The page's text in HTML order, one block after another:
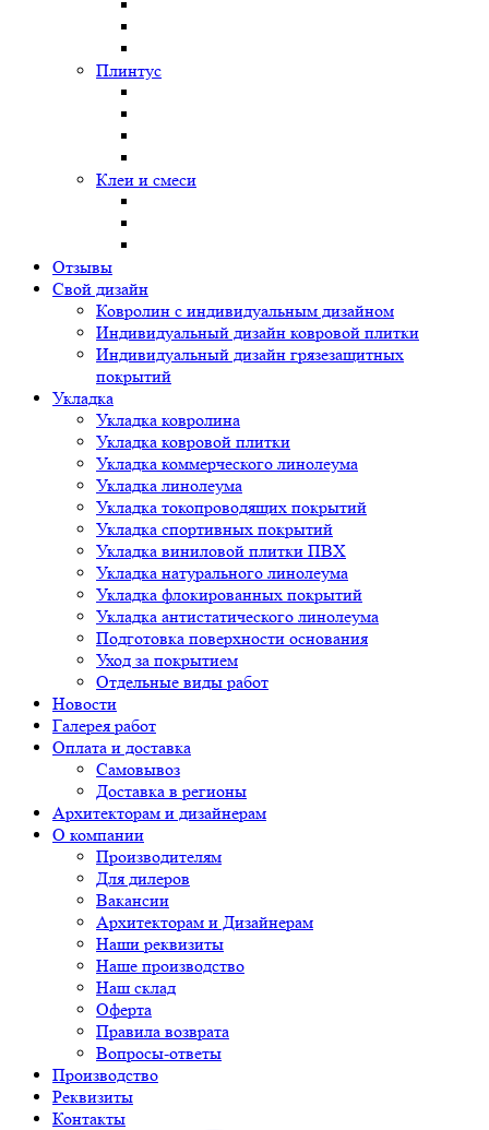
Плинтус
Клеи и смеси
Отзывы
Свой дизайн
Ковролин с индивидуальным дизайном
Индивидуальный дизайн ковровой плитки
Индивидуальный дизайн грязезащитных
покрытий
Укладка
Укладка ковролина
Укладка ковровой плитки
Укладка коммерческого линолеума
Укладка линолеума
Укладка токопроводящих покрытий
Укладка спортивных покрытий
Укладка виниловой плитки ПВХ
Укладка натурального линолеума
Укладка флокированных покрытий
Укладка антистатического линолеума
Подготовка поверхности основания
Уход за покрытием
Отдельные виды работ
Новости
Галерея работ
Оплата и доставка
Самовывоз
Доставка в регионы
Архитекторам и дизайнерам
О компании
Производителям
Для дилеров
Вакансии
Архитекторам и Дизайнерам
Наши реквизиты
Наше производство
Наш склад
Оферта
Правила возврата
Вопросы-ответы
Производство
Реквизиты
Контакты